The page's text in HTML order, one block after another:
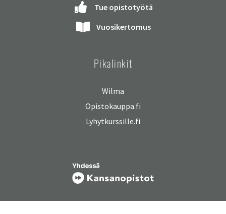
Tue opistotyötä
Vuosikertomus
Pikalinkit
Wilma
Opistokauppa.fi
Lyhytkurssille.fi